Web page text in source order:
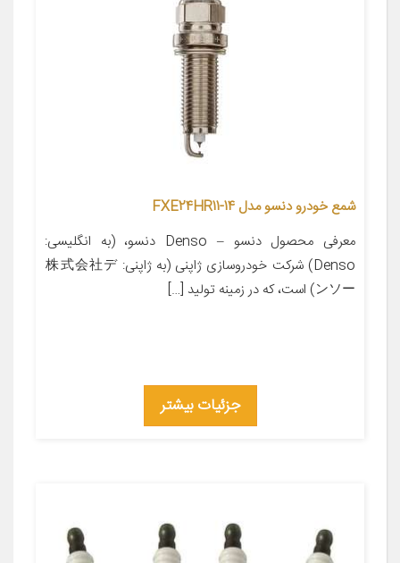
شمع خودرو دنسو مدل FXE24HR11-14
معرفی محصول دنسو – Denso دنسو، (به انگلیسی:
Denso) شرکت خودروسازی ژاپنی (به ژاپنی: 株式会社デ
ンソー) است، که در زمینه تولید […]
جزئیات بیشتر